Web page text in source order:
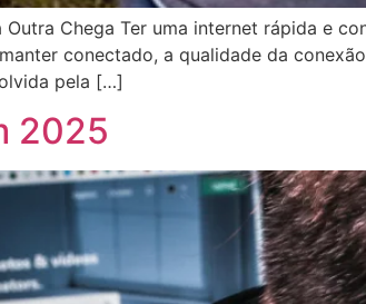
Chega Ter uma internet rápida e
conectado, a qualidade da
pela […]
2025